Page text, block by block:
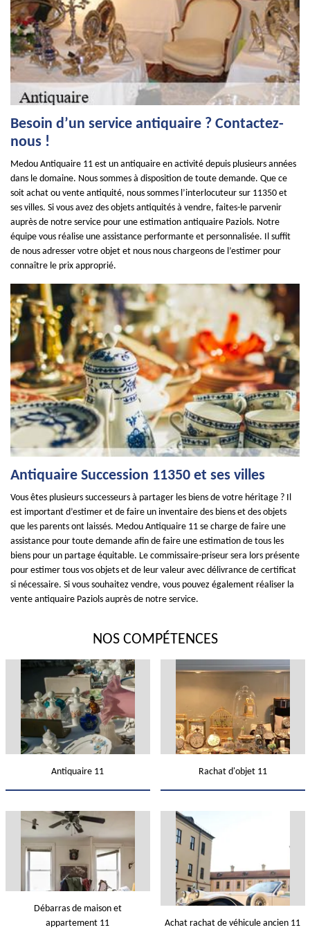
Besoin d’un service antiquaire ? Contactez-
nous !
Medou Antiquaire 11 est un antiquaire en activité depuis plusieurs années
dans le domaine. Nous sommes à disposition de toute demande. Que ce
soit achat ou vente antiquité, nous sommes l’interlocuteur sur 11350 et
ses villes. Si vous avez des objets antiquités à vendre, faites-le parvenir
auprès de notre service pour une estimation antiquaire Paziols. Notre
équipe vous réalise une assistance performante et personnalisée. Il suffit
de nous adresser votre objet et nous nous chargeons de l’estimer pour
connaître le prix approprié.
Antiquaire Succession 11350 et ses villes
Vous êtes plusieurs successeurs à partager les biens de votre héritage ? Il
est important d’estimer et de faire un inventaire des biens et des objets
que les parents ont laissés. Medou Antiquaire 11 se charge de faire une
assistance pour toute demande afin de faire une estimation de tous les
biens pour un partage équitable. Le commissaire-priseur sera lors présente
pour estimer tous vos objets et de leur valeur avec délivrance de certificat
si nécessaire. Si vous souhaitez vendre, vous pouvez également réaliser la
vente antiquaire Paziols auprès de notre service.
NOS COMPÉTENCES
Antiquaire 11 Rachat d'objet 11
Débarras de maison et
appartement 11
Achat rachat de véhicule ancien 11